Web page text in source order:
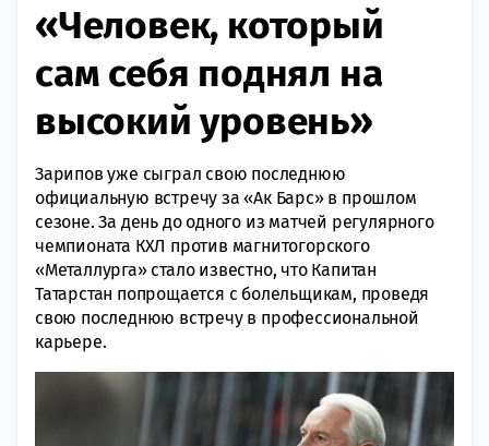
«Человек, который
сам себя поднял на
высокий уровень»
Зарипов уже сыграл свою последнюю
официальную встречу за «Ак Барс» в прошлом
сезоне. За день до одного из матчей регулярного
чемпионата КХЛ против магнитогорского
«Металлурга» стало известно, что Капитан
Татарстан попрощается с болельщикам, проведя
свою последнюю встречу в профессиональной
карьере.